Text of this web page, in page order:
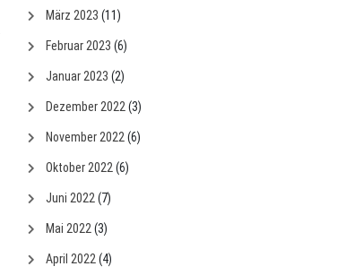
März 2023 (11)
Februar 2023 (6)
Januar 2023 (2)
Dezember 2022 (3)
November 2022 (6)
Oktober 2022 (6)
Juni 2022 (7)
Mai 2022 (3)
April 2022 (4)